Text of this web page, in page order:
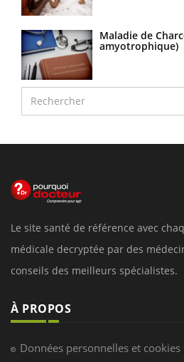
Maladie de
amyotrophique)
Le site santé de référence avec
médicale decryptée par des
conseils des meilleurs spécialistes.
À PROPOS
Données personnelles et cookies